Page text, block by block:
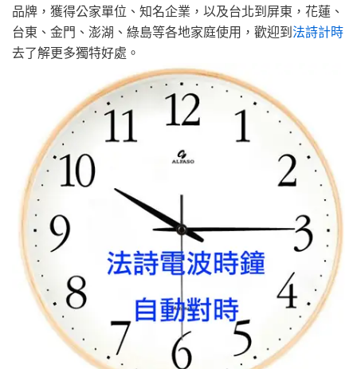
品牌，獲得公家單位、知名企業，以及台北到屏東，花蓮、
台東、金門、澎湖、綠島等各地家庭使用，歡迎到 法詩計時
去了解更多獨特好處。